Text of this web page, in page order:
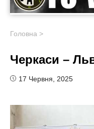
Головна >
Черкаси –
17 Червня, 2025